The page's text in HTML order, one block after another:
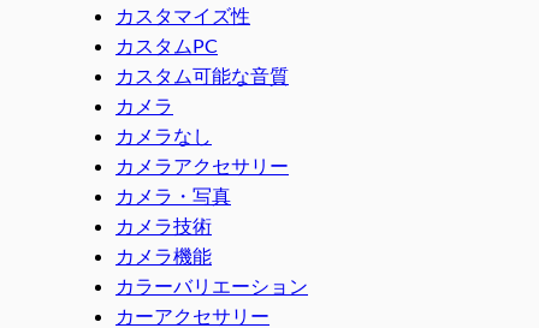
カスタマイズ性
カスタムPC
カスタム可能な音質
カメラ
カメラなし
カメラアクセサリー
カメラ・写真
カメラ技術
カメラ機能
カラーバリエーション
カーアクセサリー